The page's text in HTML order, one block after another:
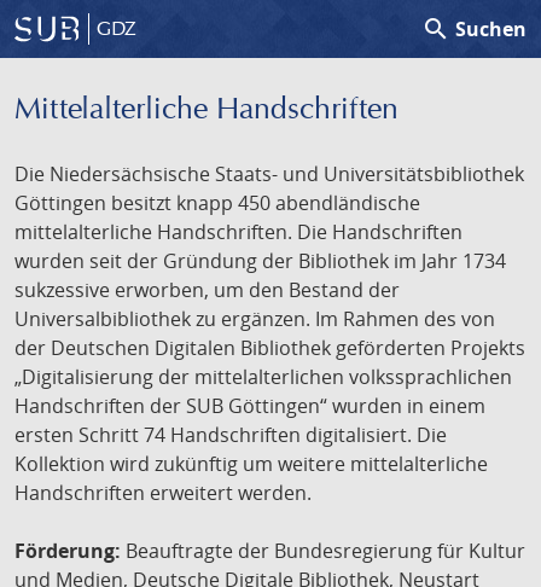
GDZ search Suchen
Mittelalterliche Handschriften
Die Niedersächsische Staats- und Universitätsbibliothek
Göttingen besitzt knapp 450 abendländische
mittelalterliche Handschriften. Die Handschriften
wurden seit der Gründung der Bibliothek im Jahr 1734
sukzessive erworben, um den Bestand der
Universalbibliothek zu ergänzen. Im Rahmen des von
der Deutschen Digitalen Bibliothek geförderten Projekts
„Digitalisierung der mittelalterlichen volkssprachlichen
Handschriften der SUB Göttingen“ wurden in einem
ersten Schritt 74 Handschriften digitalisiert. Die
Kollektion wird zukünftig um weitere mittelalterliche
Handschriften erweitert werden.
Förderung: Beauftragte der Bundesregierung für Kultur
und Medien, Deutsche Digitale Bibliothek, Neustart